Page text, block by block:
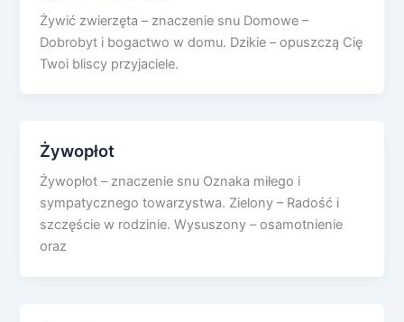
Żywić zwierzęta – znaczenie snu Domowe –
Dobrobyt i bogactwo w domu. Dzikie – opuszczą Cię
Twoi bliscy przyjaciele.
Żywopłot
Żywopłot – znaczenie snu Oznaka miłego i
sympatycznego towarzystwa. Zielony – Radość i
szczęście w rodzinie. Wysuszony – osamotnienie
oraz